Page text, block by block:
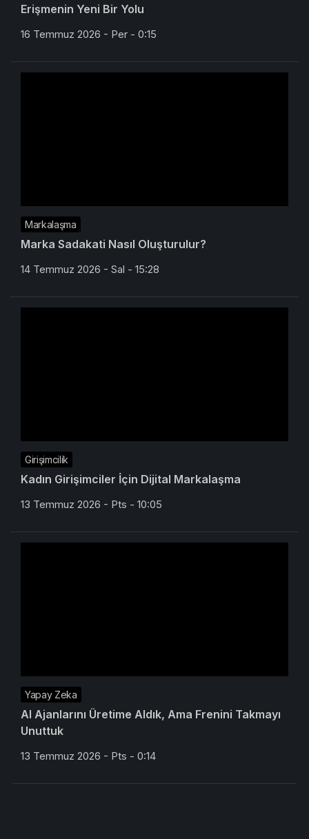
Erişmenin Yeni Bir Yolu
16 Temmuz 2026 - Per - 0:15
Markalaşma
Marka Sadakati Nasıl Oluşturulur?
14 Temmuz 2026 - Sal - 15:28
Girişimcilik
Kadın Girişimciler İçin Dijital Markalaşma
13 Temmuz 2026 - Pts - 10:05
Yapay Zeka
AI Ajanlarını Üretime Aldık, Ama Frenini Takmayı
Unuttuk
13 Temmuz 2026 - Pts - 0:14